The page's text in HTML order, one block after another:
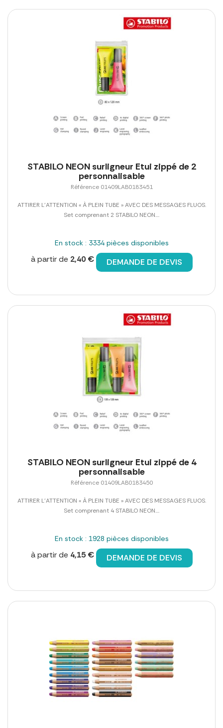
STABILO NEON surligneur Etui zippé de 2
personnalisable
Référence 01409LAB0183451
ATTIRER L'ATTENTION « À PLEIN TUBE » AVEC DES MESSAGES FLUOS.
Set comprenant 2 STABILO NEON....
En stock : 3334 pièces disponibles
à partir de 2,40 € DEMANDE DE DEVIS
STABILO NEON surligneur Etui zippé de 4
personnalisable
Référence 01409LAB0183450
ATTIRER L'ATTENTION « À PLEIN TUBE » AVEC DES MESSAGES FLUOS.
Set comprenant 4 STABILO NEON....
En stock : 1928 pièces disponibles
à partir de 4,15 € DEMANDE DE DEVIS